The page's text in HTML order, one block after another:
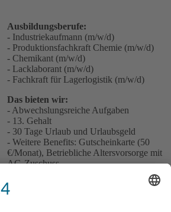
Ausbildungsberufe:
- Industriekaufmann (m/w/d)
- Produktionsfachkraft Chemie (m/w/d)
- Chemikant (m/w/d)
- Lacklaborant (m/w/d)
- Fachkraft für Lagerlogistik (m/w/d)
Das bieten wir:
- Abwechslungsreiche Aufgaben
- 13. Gehalt
- 30 Tage Urlaub und Urlaubsgeld
- Weitere Benefits: Gutscheinkarte (50
€/Monat), Betriebliche Altersvorsorge mit
AG-Zuschuss
Stunden/Woche (Regelarbeitszeit von
Montag bis Freitag)